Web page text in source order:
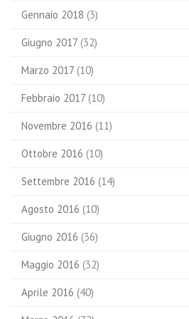
Gennaio 2018 (3)
Giugno 2017 (32)
Marzo 2017 (10)
Febbraio 2017 (10)
Novembre 2016 (11)
Ottobre 2016 (10)
Settembre 2016 (14)
Agosto 2016 (10)
Giugno 2016 (36)
Maggio 2016 (32)
Aprile 2016 (40)